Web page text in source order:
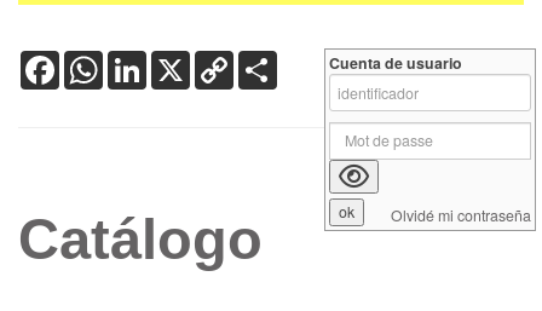
FacebookWhatsApp
LinkedIn
X Copy
Link
Catálogo
Cuenta de usuario
Olvidé mi contraseña